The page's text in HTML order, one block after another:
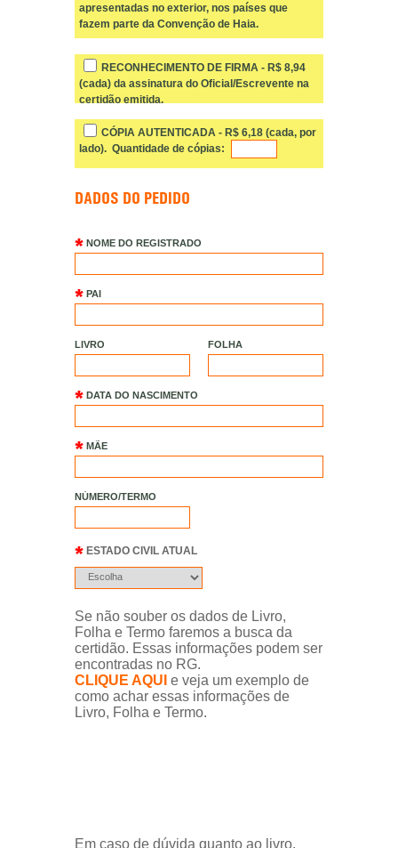
apresentadas no exterior, nos países que
fazem parte da Convenção de Haia.
RECONHECIMENTO DE FIRMA - R$ 8,94
(cada) da assinatura do Oficial/Escrevente na
certidão emitida.
CÓPIA AUTENTICADA - R$ 6,18 (cada, por
lado). Quantidade de cópias:
DADOS DO PEDIDO
NOME DO REGISTRADO
PAI
LIVRO FOLHA
DATA DO NASCIMENTO
MÃE
NÚMERO/TERMO
ESTADO CIVIL ATUAL
Se não souber os dados de Livro,
Folha e Termo faremos a busca da
certidão. Essas informações podem ser
encontradas no RG.
CLIQUE AQUI e veja um exemplo de
como achar essas informações de
Livro, Folha e Termo.
Em caso de dúvida quanto ao livro,